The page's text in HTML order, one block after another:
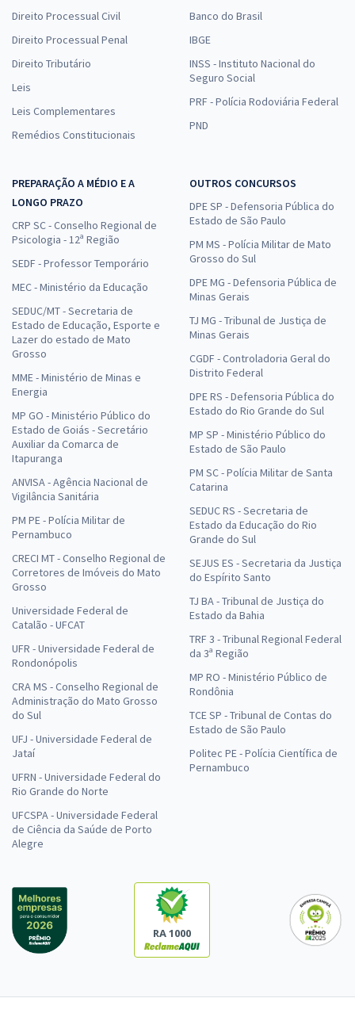
Direito Processual Civil
Direito Processual Penal
Direito Tributário
Leis
Leis Complementares
Remédios Constitucionais
Banco do Brasil
IBGE
INSS - Instituto Nacional do
Seguro Social
PRF - Polícia Rodoviária Federal
PND
PREPARAÇÃO A MÉDIO E A
LONGO PRAZO
CRP SC - Conselho Regional de
Psicologia - 12ª Região
SEDF - Professor Temporário
MEC - Ministério da Educação
SEDUC/MT - Secretaria de
Estado de Educação, Esporte e
Lazer do estado de Mato
Grosso
MME - Ministério de Minas e
Energia
MP GO - Ministério Público do
Estado de Goiás - Secretário
Auxiliar da Comarca de
Itapuranga
ANVISA - Agência Nacional de
Vigilância Sanitária
PM PE - Polícia Militar de
Pernambuco
CRECI MT - Conselho Regional de
Corretores de Imóveis do Mato
Grosso
Universidade Federal de
Catalão - UFCAT
UFR - Universidade Federal de
Rondonópolis
CRA MS - Conselho Regional de
Administração do Mato Grosso
do Sul
UFJ - Universidade Federal de
Jataí
UFRN - Universidade Federal do
Rio Grande do Norte
UFCSPA - Universidade Federal
de Ciência da Saúde de Porto
Alegre
OUTROS CONCURSOS
DPE SP - Defensoria Pública do
Estado de São Paulo
PM MS - Polícia Militar de Mato
Grosso do Sul
DPE MG - Defensoria Pública de
Minas Gerais
TJ MG - Tribunal de Justiça de
Minas Gerais
CGDF - Controladoria Geral do
Distrito Federal
DPE RS - Defensoria Pública do
Estado do Rio Grande do Sul
MP SP - Ministério Público do
Estado de São Paulo
PM SC - Polícia Militar de Santa
Catarina
SEDUC RS - Secretaria de
Estado da Educação do Rio
Grande do Sul
SEJUS ES - Secretaria da Justiça
do Espírito Santo
TJ BA - Tribunal de Justiça do
Estado da Bahia
TRF 3 - Tribunal Regional Federal
da 3ª Região
MP RO - Ministério Público de
Rondônia
TCE SP - Tribunal de Contas do
Estado de São Paulo
Politec PE - Polícia Científica de
Pernambuco
RA 1000